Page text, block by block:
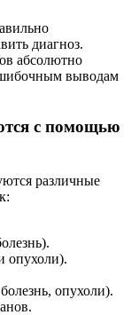
диагноз.
абсолютно
выводам
с помощью
различные
опухоли).
опухоли).